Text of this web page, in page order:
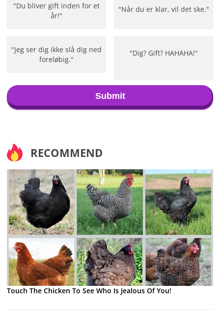
"Du bliver gift inden for et
år!"
"Når du er klar, vil det ske."
"Jeg ser dig ikke slå dig ned
foreløbig."
"Dig? Gift? HAHAHA!"
Submit
RECOMMEND
Touch The Chicken To See Who Is Jealous Of You!